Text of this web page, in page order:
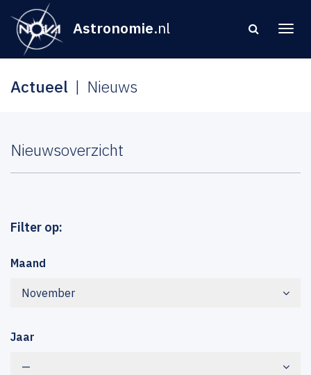
Astronomie.nl
Actueel Nieuws
Nieuwsoverzicht
Filter op:
Maand
November
Jaar
—